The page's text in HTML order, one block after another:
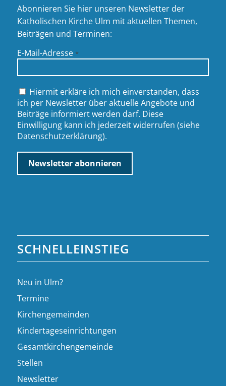
Abonnieren Sie hier unseren Newsletter der
Katholischen Kirche Ulm mit aktuellen Themen,
Beiträgen und Terminen:
E-Mail-Adresse *
Hiermit erkläre ich mich einverstanden, dass
ich per Newsletter über aktuelle Angebote und
Beiträge informiert werden darf. Diese
Einwilligung kann ich jederzeit widerrufen (siehe
Datenschutzerklärung).
SCHNELLEINSTIEG
Neu in Ulm?
Termine
Kirchengemeinden
Kindertageseinrichtungen
Gesamtkirchengemeinde
Stellen
Newsletter